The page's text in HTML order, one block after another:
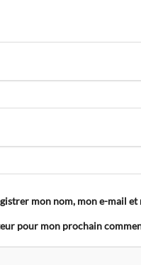
mon nom, mon e-mail et
pour mon prochain